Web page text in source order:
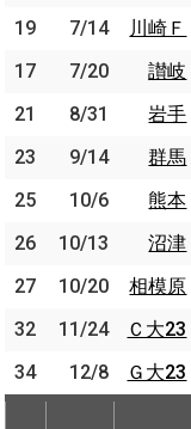
19
7/14 川崎Ｆ
17
7/20 讃岐
21
8/31 岩手
23
9/14 群馬
25
10/6 熊本
26
10/13 沼津
27
10/20 相模原
32
11/24 Ｃ大23
34
12/8 Ｇ大23
19
7/14
川崎Ｆ
17
7/20
讃岐
21
8/31
岩手
23
9/14
群馬
25
10/6
熊本
26
10/13
沼津
27
10/20
相模原
32
11/24
Ｃ大23
34
12/8 Ｇ大23